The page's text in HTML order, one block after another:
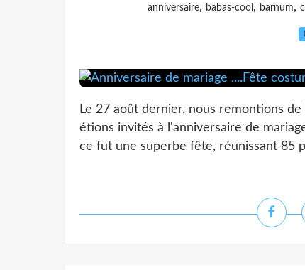
anniversaire, babas-cool , barnum,
Le 27 août dernier, nous remontions
étions invités à l'anniversaire de
ce fut une superbe fête, réunissant 85